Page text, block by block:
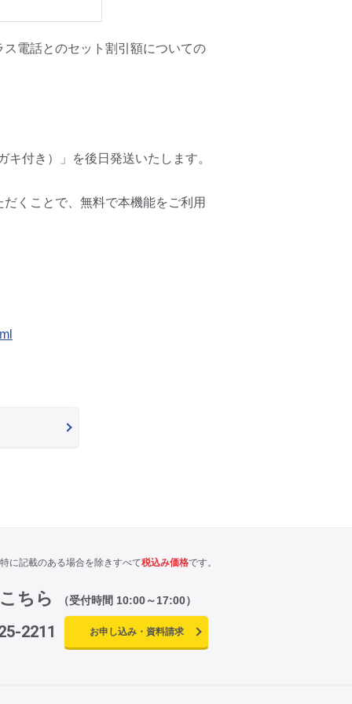
電話とのセット割引額についての
付き）」を後日発送いたします。
くことで、無料で本機能をご利用
に記載のある場合を除きすべて税込み価格です。
ちら （受付時間 10:00～17:00）
2211 お申し込み・資料請求